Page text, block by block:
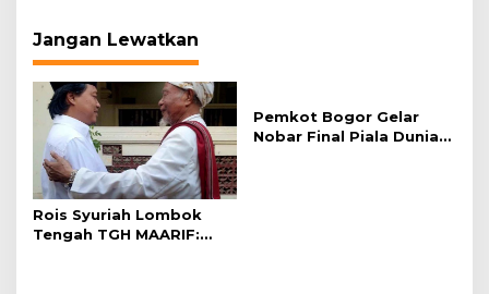
Jangan Lewatkan
Rois Syuriah Lombok
Tengah TGH MAARIF:
Pemkot Bogor Gelar
Nobar Final Piala Dunia